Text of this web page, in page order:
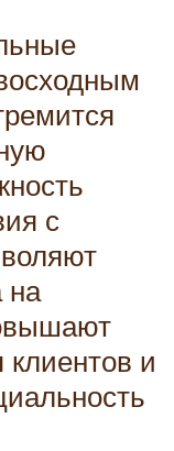
с
на
клиентов и